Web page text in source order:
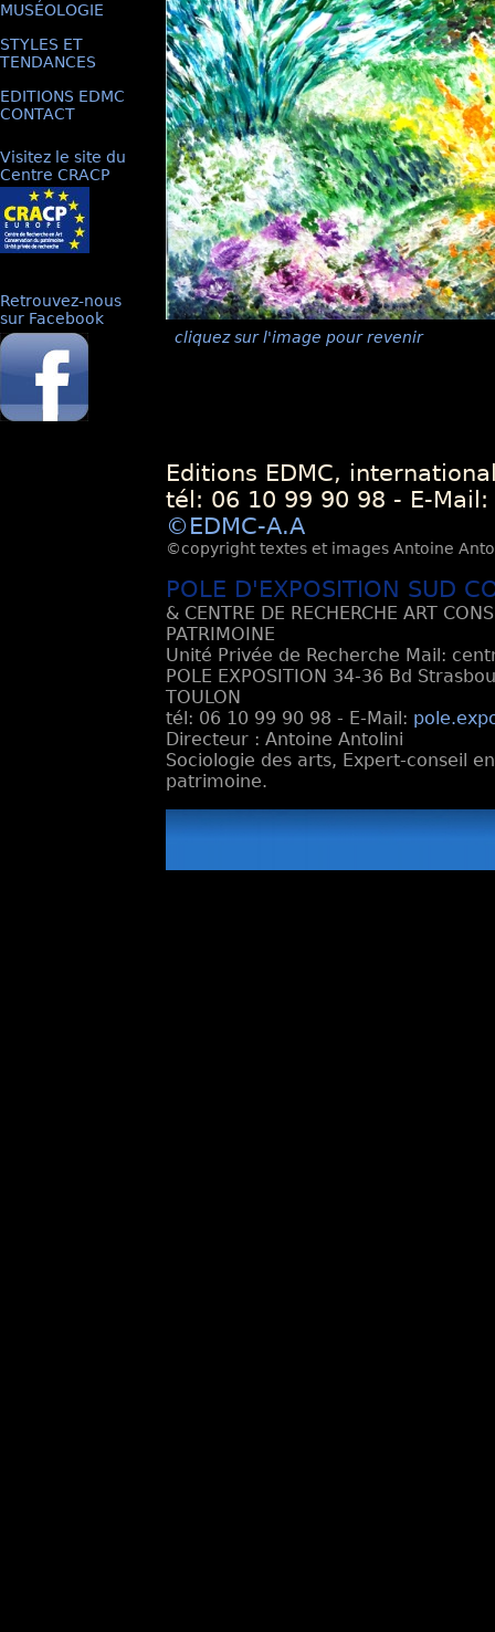
MUSÉOLOGIE
STYLES ET
TENDANCES
EDITIONS EDMC
CONTACT
Visitez le site du
Centre CRACP
Retrouvez-nous
sur Facebook
cliquez sur l'image pour revenir
Editions EDMC,
tél: 06 10 99 90 98 - E-Mail:
©EDMC-A.A
©copyright textes et images Antoine
POLE D'EXPOSITION SUD
& CENTRE DE RECHERCHE ART
PATRIMOINE
Unité Privée de Recherche Mail:
POLE EXPOSITION 34-36 Bd
TOULON
tél: 06 10 99 90 98 - E-Mail:
Directeur : Antoine Antolini
Sociologie des arts, Expert-conseil
patrimoine.